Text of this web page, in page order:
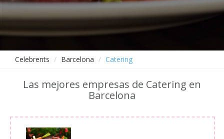
Celebrents Barcelona Catering
Las mejores empresas de Catering en
Barcelona